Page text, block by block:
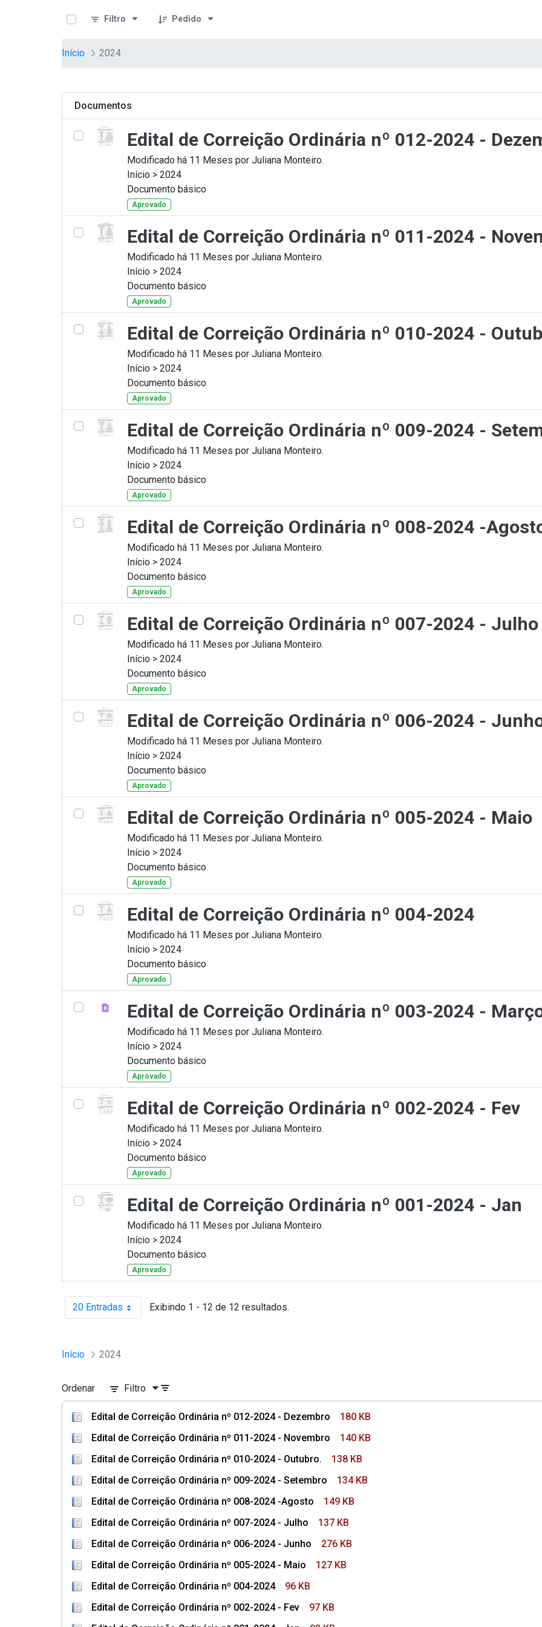
teste descricaoFiltro
Pedido
Início 2024
Documentos
Edital de Correição Ordinária nº 012-2024 -
Modificado há 11 Meses por Juliana Monteiro.
Início > 2024
Documento básico
Aprovado
Edital de Correição Ordinária nº 011-2024 -
Modificado há 11 Meses por Juliana Monteiro.
Início > 2024
Documento básico
Aprovado
Edital de Correição Ordinária nº 010-2024 -
Modificado há 11 Meses por Juliana Monteiro.
Início > 2024
Documento básico
Aprovado
Edital de Correição Ordinária nº 009-2024 -
Modificado há 11 Meses por Juliana Monteiro.
Início > 2024
Documento básico
Aprovado
Edital de Correição Ordinária nº 008-2024 -
Modificado há 11 Meses por Juliana Monteiro.
Início > 2024
Documento básico
Aprovado
Edital de Correição Ordinária nº 007-2024 - Julho
Modificado há 11 Meses por Juliana Monteiro.
Início > 2024
Documento básico
Aprovado
Edital de Correição Ordinária nº 006-2024 -
Modificado há 11 Meses por Juliana Monteiro.
Início > 2024
Documento básico
Aprovado
Edital de Correição Ordinária nº 005-2024 - Maio
Modificado há 11 Meses por Juliana Monteiro.
Início > 2024
Documento básico
Aprovado
Edital de Correição Ordinária nº 004-2024
Modificado há 11 Meses por Juliana Monteiro.
Início > 2024
Documento básico
Aprovado
Edital de Correição Ordinária nº 003-2024 -
Modificado há 11 Meses por Juliana Monteiro.
Início > 2024
Documento básico
Aprovado
Edital de Correição Ordinária nº 002-2024 - Fev
Modificado há 11 Meses por Juliana Monteiro.
Início > 2024
Documento básico
Aprovado
Edital de Correição Ordinária nº 001-2024 - Jan
Modificado há 11 Meses por Juliana Monteiro.
Início > 2024
Documento básico
Aprovado
20 EntradasPor página Exibindo 1 - 12 de 12 resultados.
Início 2024
Ordenar Filtro
Edital de Correição Ordinária nº 012-2024 - Dezembro
180 KB
Edital de Correição Ordinária nº 011-2024 - Novembro
140 KB
Edital de Correição Ordinária nº 010-2024 - Outubro.
138 KB
Edital de Correição Ordinária nº 009-2024 - Setembro
134 KB
Edital de Correição Ordinária nº 008-2024 -Agosto
149 KB
Edital de Correição Ordinária nº 007-2024 - Julho
137 KB
Edital de Correição Ordinária nº 006-2024 - Junho
276 KB
Edital de Correição Ordinária nº 005-2024 - Maio
127 KB
Edital de Correição Ordinária nº 004-2024
96 KB
Edital de Correição Ordinária nº 002-2024 - Fev
97 KB